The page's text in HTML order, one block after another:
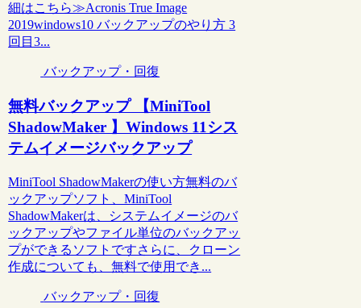
細はこちら≫Acronis True Image
2019windows10 バックアップのやり方 3
回目3...
バックアップ・回復
無料バックアップ 【MiniTool
ShadowMaker 】Windows 11シス
テムイメージバックアップ
MiniTool ShadowMakerの使い方無料のバ
ックアップソフト、MiniTool
ShadowMakerは、システムイメージのバ
ックアップやファイル単位のバックアッ
プができるソフトですさらに、クローン
作成についても、無料で使用でき...
バックアップ・回復